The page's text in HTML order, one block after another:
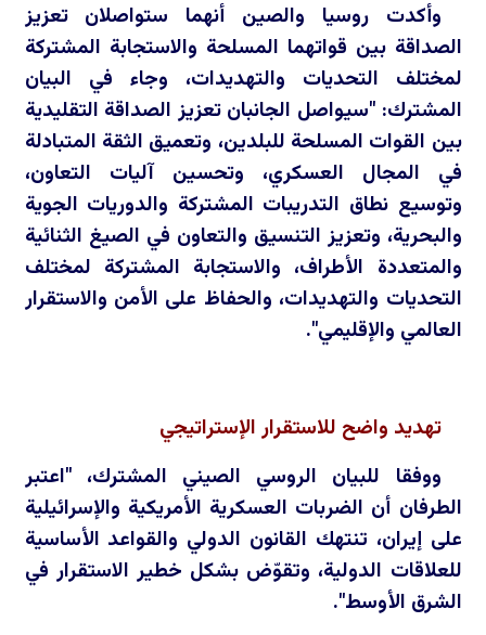
وأكدت روسيا والصين أنهما ستواصلان تعزيز
الصداقة بين قواتهما المسلحة والاستجابة المشتركة
لمختلف التحديات والتهديدات، وجاء في البيان
المشترك: "سيواصل الجانبان تعزيز الصداقة التقليدية
بين القوات المسلحة للبلدين، وتعميق الثقة المتبادلة
في المجال العسكري، وتحسين آليات التعاون،
وتوسيع نطاق التدريبات المشتركة والدوريات الجوية
والبحرية، وتعزيز التنسيق والتعاون في الصيغ الثنائية
والمتعددة الأطراف، والاستجابة المشتركة لمختلف
التحديات والتهديدات، والحفاظ على الأمن والاستقرار
العالمي والإقليمي".
تهديد واضح للاستقرار الإستراتيجي
ووفقا للبيان الروسي الصيني المشترك، "اعتبر
الطرفان أن الضربات العسكرية الأمريكية والإسرائيلية
على إيران، تنتهك القانون الدولي والقواعد الأساسية
للعلاقات الدولية، وتقوّض بشكل خطير الاستقرار في
الشرق الأوسط".